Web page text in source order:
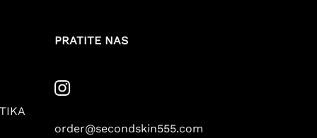
PRATITE NAS
order@secondskin555.com